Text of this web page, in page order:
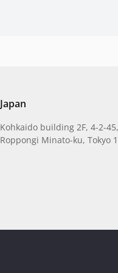
Japan
Kohkaido building 2F, 4-2-45,
Roppongi Minato-ku, Tokyo